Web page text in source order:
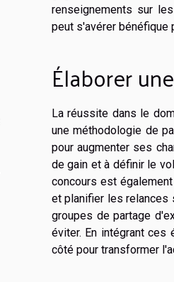
renseignements sur
peut s'avérer bénéfique
Élaborer
La réussite dans le
une méthodologie de
pour augmenter ses
de gain et à définir le
concours est
et planifier les
groupes de partage
éviter. En intégrant ces
côté pour transformer